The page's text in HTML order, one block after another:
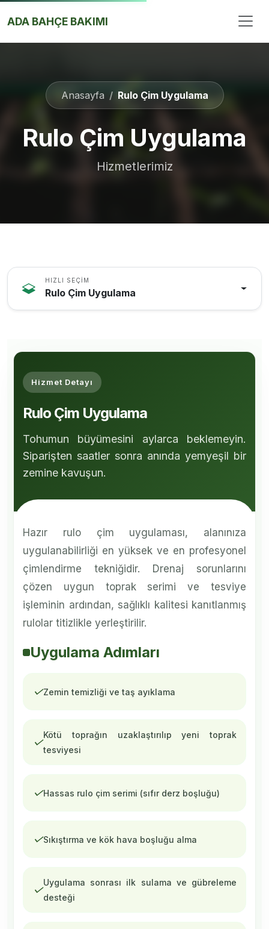
ADA BAHÇE BAKIMI
Anasayfa Rulo Çim Uygulama
Rulo Çim Uygulama
Hizmetlerimiz
HIZLI SEÇIM
Rulo Çim Uygulama
Hizmet Detayı
Rulo Çim Uygulama
Tohumun büyümesini aylarca beklemeyin.
Siparişten saatler sonra anında yemyeşil bir
zemine kavuşun.
Hazır rulo çim uygulaması, alanınıza
uygulanabilirliği en yüksek ve en profesyonel
çimlendirme tekniğidir. Drenaj sorunlarını
çözen uygun toprak serimi ve tesviye
işleminin ardından, sağlıklı kalitesi kanıtlanmış
rulolar titizlikle yerleştirilir.
Uygulama Adımları
✓Zemin temizliği ve taş ayıklama
✓
Kötü toprağın uzaklaştırılıp yeni toprak
tesviyesi
✓Hassas rulo çim serimi (sıfır derz boşluğu)
✓Sıkıştırma ve kök hava boşluğu alma
✓
Uygulama sonrası ilk sulama ve gübreleme
desteği